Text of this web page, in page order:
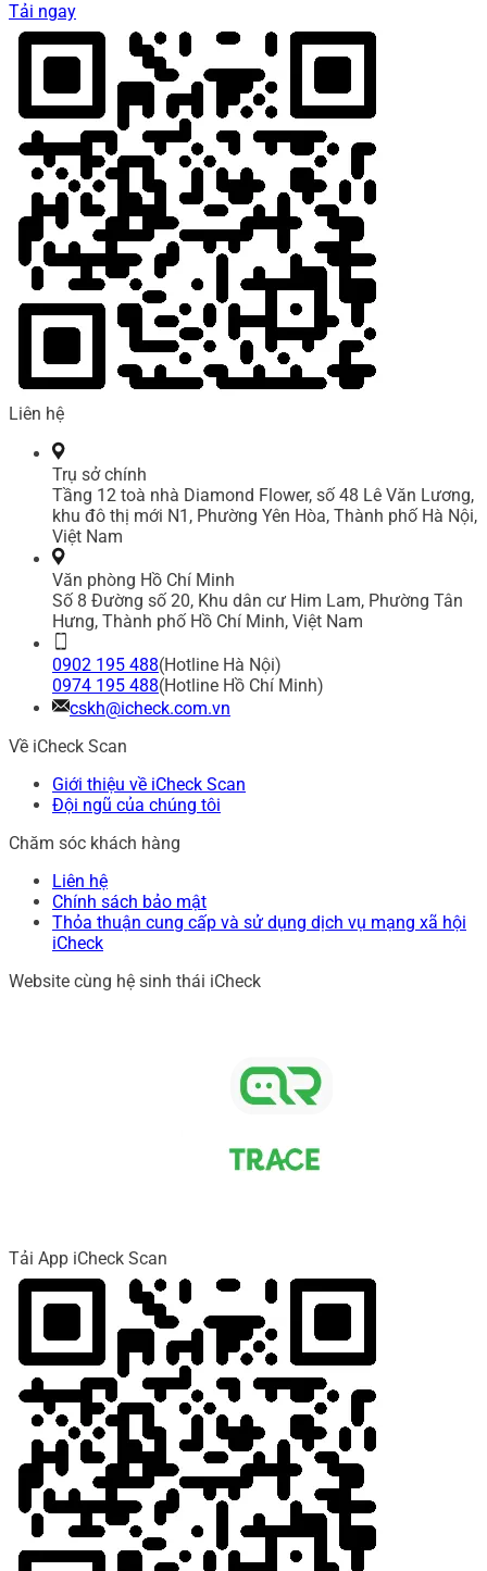
Tải ngay
Liên hệ
Trụ sở chính
Tầng 12 toà nhà Diamond Flower, số 48 Lê Văn Lương,
khu đô thị mới N1, Phường Yên Hòa, Thành phố Hà Nội,
Việt Nam
Văn phòng Hồ Chí Minh
Số 8 Đường số 20, Khu dân cư Him Lam, Phường Tân
Hưng, Thành phố Hồ Chí Minh, Việt Nam
0902 195 488(Hotline Hà Nội)
0974 195 488(Hotline Hồ Chí Minh)
cskh@icheck.com.vn
Về iCheck Scan
Giới thiệu về iCheck Scan
Đội ngũ của chúng tôi
Chăm sóc khách hàng
Liên hệ
Chính sách bảo mật
Thỏa thuận cung cấp và sử dụng dịch vụ mạng xã hội
iCheck
Website cùng hệ sinh thái iCheck
Tải App iCheck Scan